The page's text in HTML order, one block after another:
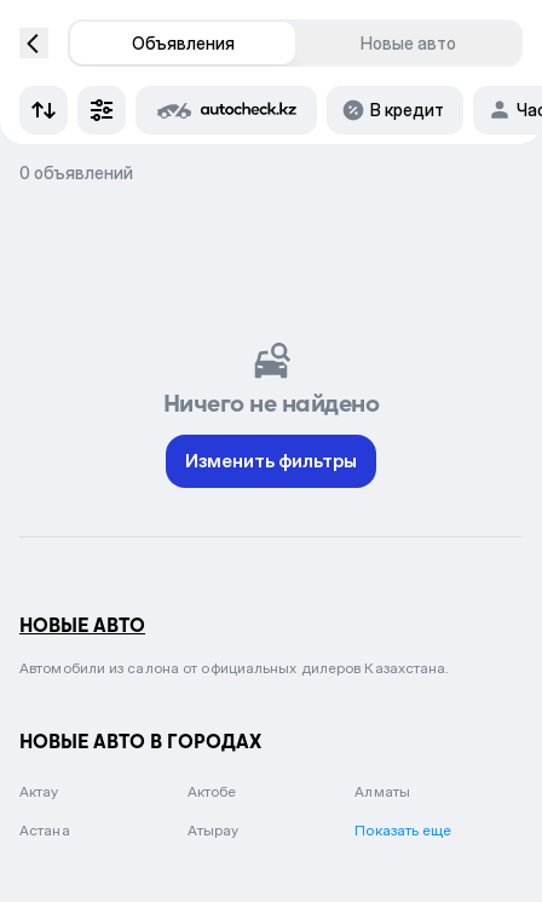
Объявления Новые авто
В кредит
0 объявлений
Ничего не найдено
Изменить фильтры
НОВЫЕ АВТО
Автомобили из салона от официальных дилеров Казахстана.
НОВЫЕ АВТО В ГОРОДАХ
Актау Актобе Алматы
Астана Атырау Показать еще